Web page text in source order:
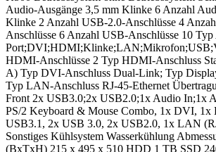
Audio-Ausgänge 3,5 mm Klinke 6 Anzahl
Klinke 2 Anzahl USB-2.0-Anschlüsse 4
Anschlüsse 6 Anzahl USB-Anschlüsse 10
HDMI-Anschlüsse 2 Typ HDMI-Anschluss
A) Typ DVI-Anschluss Dual-Link; Typ
Typ LAN-Anschluss RJ-45-Ethernet
Front 2x USB3.0;2x USB2.0;1x Audio In;1x
PS/2 Keyboard & Mouse Combo, 1x DVI,
USB3.1, 2x USB 3.0, 2x USB2.0, 1x LAN
Sonstiges Kühlsystem Wasserkühlung
(BxTxH) 215 x 495 x 510 HDD 1 TB SSD